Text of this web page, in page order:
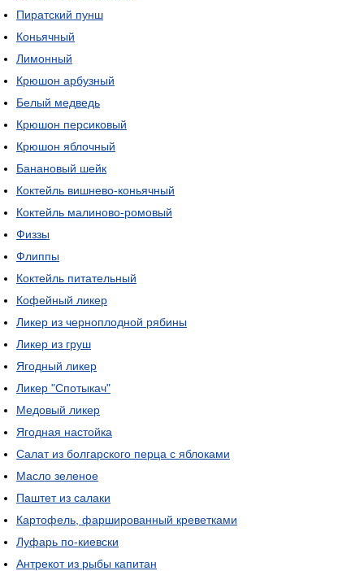
Пиратский пунш
Коньячный
Лимонный
Крюшон арбузный
Белый медведь
Крюшон персиковый
Крюшон яблочный
Банановый шейк
Коктейль вишнево-коньячный
Коктейль малиново-ромовый
Физзы
Флиппы
Коктейль питательный
Кофейный ликер
Ликер из черноплодной рябины
Ликер из груш
Ягодный ликер
Ликер "Спотыкач"
Медовый ликер
Ягодная настойка
Салат из болгарского перца с яблоками
Масло зеленое
Паштет из салаки
Картофель, фаршированный креветками
Луфарь по-киевски
Антрекот из рыбы капитан